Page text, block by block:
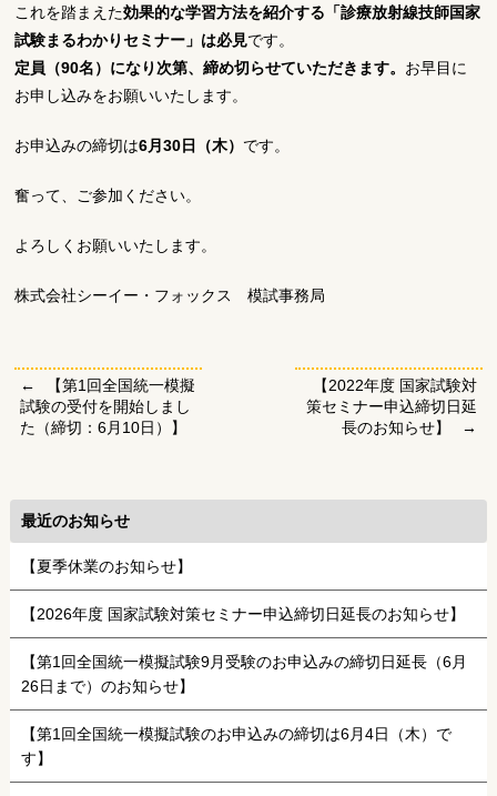
これを踏まえた効果的な学習方法を紹介する「診療放射線技師国家
試験まるわかりセミナー」は必見です。
定員（90名）になり次第、締め切らせていただきます。 お早目に
お申し込みをお願いいたします。
お申込みの締切は6月30日（木） です。
奮って、ご参加ください。
よろしくお願いいたします。
株式会社シーイー・フォックス 模試事務局
【第1回全国統一模擬
試験の受付を開始しまし
た（締切：6月10日）】
【2022年度 国家試験対
策セミナー申込締切日延
長のお知らせ】
最近のお知らせ
【夏季休業のお知らせ】
【2026年度 国家試験対策セミナー申込締切日延長のお知らせ】
【第1回全国統一模擬試験9月受験のお申込みの締切日延長（6月
26日まで）のお知らせ】
【第1回全国統一模擬試験のお申込みの締切は6月4日（木）で
す】